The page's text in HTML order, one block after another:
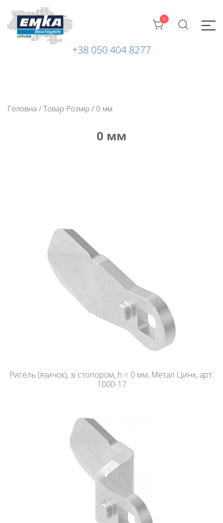
ЕМКА УКРАЇНА
Промислова фурнітура: замки, петлі та ін. від ТМ "EMKA
0
+38 050 404 8277
Головна / Товар Розмір / 0 мм
0 мм
Ригель (язичок), зі стопором, h = 0 мм, Метал Цинк, арт.
1000-17